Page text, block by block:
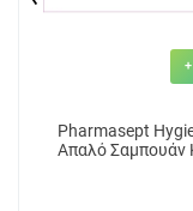
Pharmasept
Απαλό Σαμπουάν